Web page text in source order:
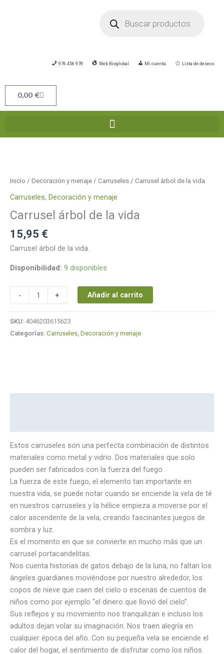
productos
976 456 978 Web Bioglobal Mi cuenta Lista de deseos
0,00 €Carrito
Inicio / Decoración y menaje / Carruseles / Carrusel árbol de la vida
Carruseles, Decoración y menaje
Carrusel árbol de la vida
15,95 €
Carrusel árbol de la vida.
Disponibilidad: 9 disponibles
-
de
vida
cantidad
+ Añadir al carrito
SKU: 4046203615623
Categorías: Carruseles Decoración y menaje
Estos carruseles son una perfecta combinación de distintos
materiales como metal y vidrio. Dos materiales que solo
pueden ser fabricados con la fuerza del fuego.
La fuerza de este fuego, el elemento tan importante en
nuestra vida, se puede notar cuando se enciende la vela de té
en nuestros carruseles y la hélice empieza a moverse por el
calor ascendente de la vela, creando fascinantes juegos de
sombra y luz.
Es el momento en que se convierte en mucho más que un
carrusel portacandelitas.
Nos cuenta historias de gatos debajo de la luna, no faltan los
ángeles guardianes moviéndose por nuestro alrededor, los
copos de nieve que caen del cielo o escenas de cuentos de
niños como por ejemplo “el dinero que llovió del cielo”.
Sus reflejos y su movimiento nos tranquilizan e incluso los
adultos dejan volar su imaginación. Nos traen alegría en
cualquier época del año. Con su pequeña vela se enciende el
calor del hogar, el sentimiento de disfrutar como los niños.